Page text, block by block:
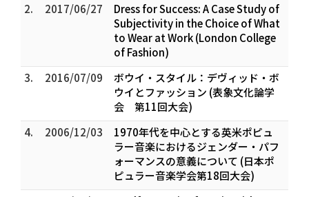
2.
2017/06/27
Dress for Success: A Case Study of
Subjectivity in the Choice of What
to Wear at Work (London College
of Fashion)
3.
2016/07/09
ボウイ・スタイル：デヴィッド・ボ
ウイとファッション (表象文化論学
会 第11回大会)
4.
2006/12/03
1970年代を中心とする英米ポピュ
ラー音楽におけるジェンダー・パフ
ォーマンスの意義について (日本ポ
ピュラー音楽学会第18回大会)